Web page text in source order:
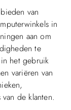
van
in
aan om
te
het gebruik
variëren van
de klanten.